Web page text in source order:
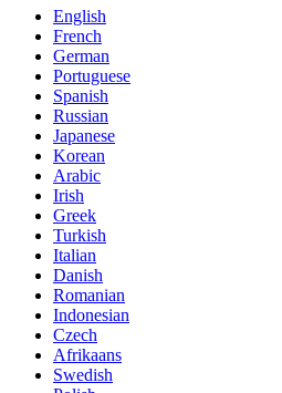
English
French
German
Portuguese
Spanish
Russian
Japanese
Korean
Arabic
Irish
Greek
Turkish
Italian
Danish
Romanian
Indonesian
Czech
Afrikaans
Swedish